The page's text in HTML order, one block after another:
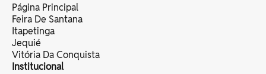
Página Principal
Feira De Santana
Itapetinga
Jequié
Vitória Da Conquista
Institucional